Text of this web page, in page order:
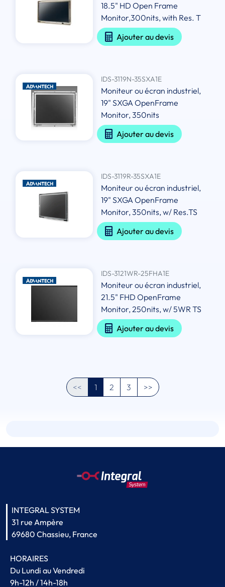
18.5" HD Open Frame
Monitor,300nits, with Res. T
Ajouter au devis
IDS-3119N-35SXA1E
Moniteur ou écran industriel,
19" SXGA OpenFrame
Monitor, 350nits
Ajouter au devis
IDS-3119R-35SXA1E
Moniteur ou écran industriel,
19" SXGA OpenFrame
Monitor, 350nits, w/ Res.TS
Ajouter au devis
IDS-3121WR-25FHA1E
Moniteur ou écran industriel,
21.5" FHD OpenFrame
Monitor, 250nits, w/ 5WR TS
Ajouter au devis
<< 1 2 3 >>
INTEGRAL SYSTEM
31 rue Ampère
69680 Chassieu, France
HORAIRES
Du Lundi au Vendredi
9h-12h / 14h-18h